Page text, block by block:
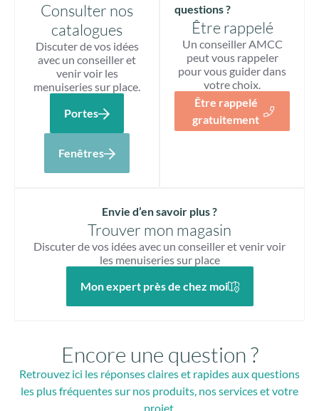
Consulter nos
catalogues
Discuter de vos idées
avec un conseiller et
venir voir les
menuiseries sur place.
Portes
Fenêtres
questions ?
Être rappelé
Un conseiller AMCC
peut vous rappeler
pour vous guider dans
votre choix.
Être rappelé
gratuitement
Envie d’en savoir plus ?
Trouver mon magasin
Discuter de vos idées avec un conseiller et venir voir
les menuiseries sur place
Mon expert près de chez moi
Encore une question ?
Retrouvez ici les réponses claires et rapides aux questions
les plus fréquentes sur nos produits, nos services et votre
projet.